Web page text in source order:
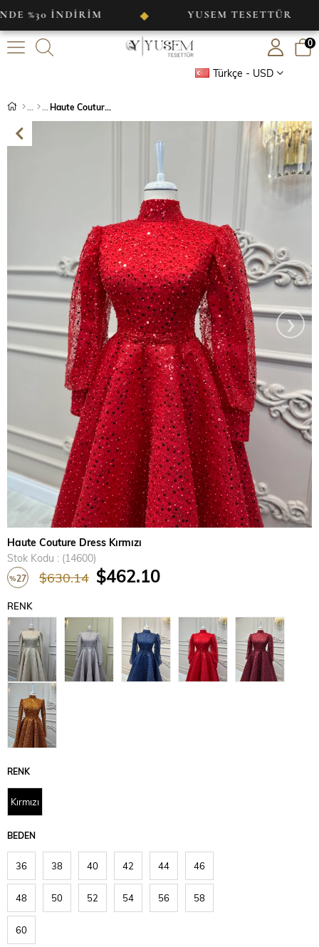
◆ YUSEM TESETTÜR ◆
Türkçe - USD
0
Haute Couture Dress Kırmızı
›
Haute Couture Dress Kırmızı
Stok Kodu
(14600)
%27 $630.14 $462.10
RENK
RENK
Kırmızı
BEDEN
36 38 40 42 44 46
48 50 52 54 56 58
60